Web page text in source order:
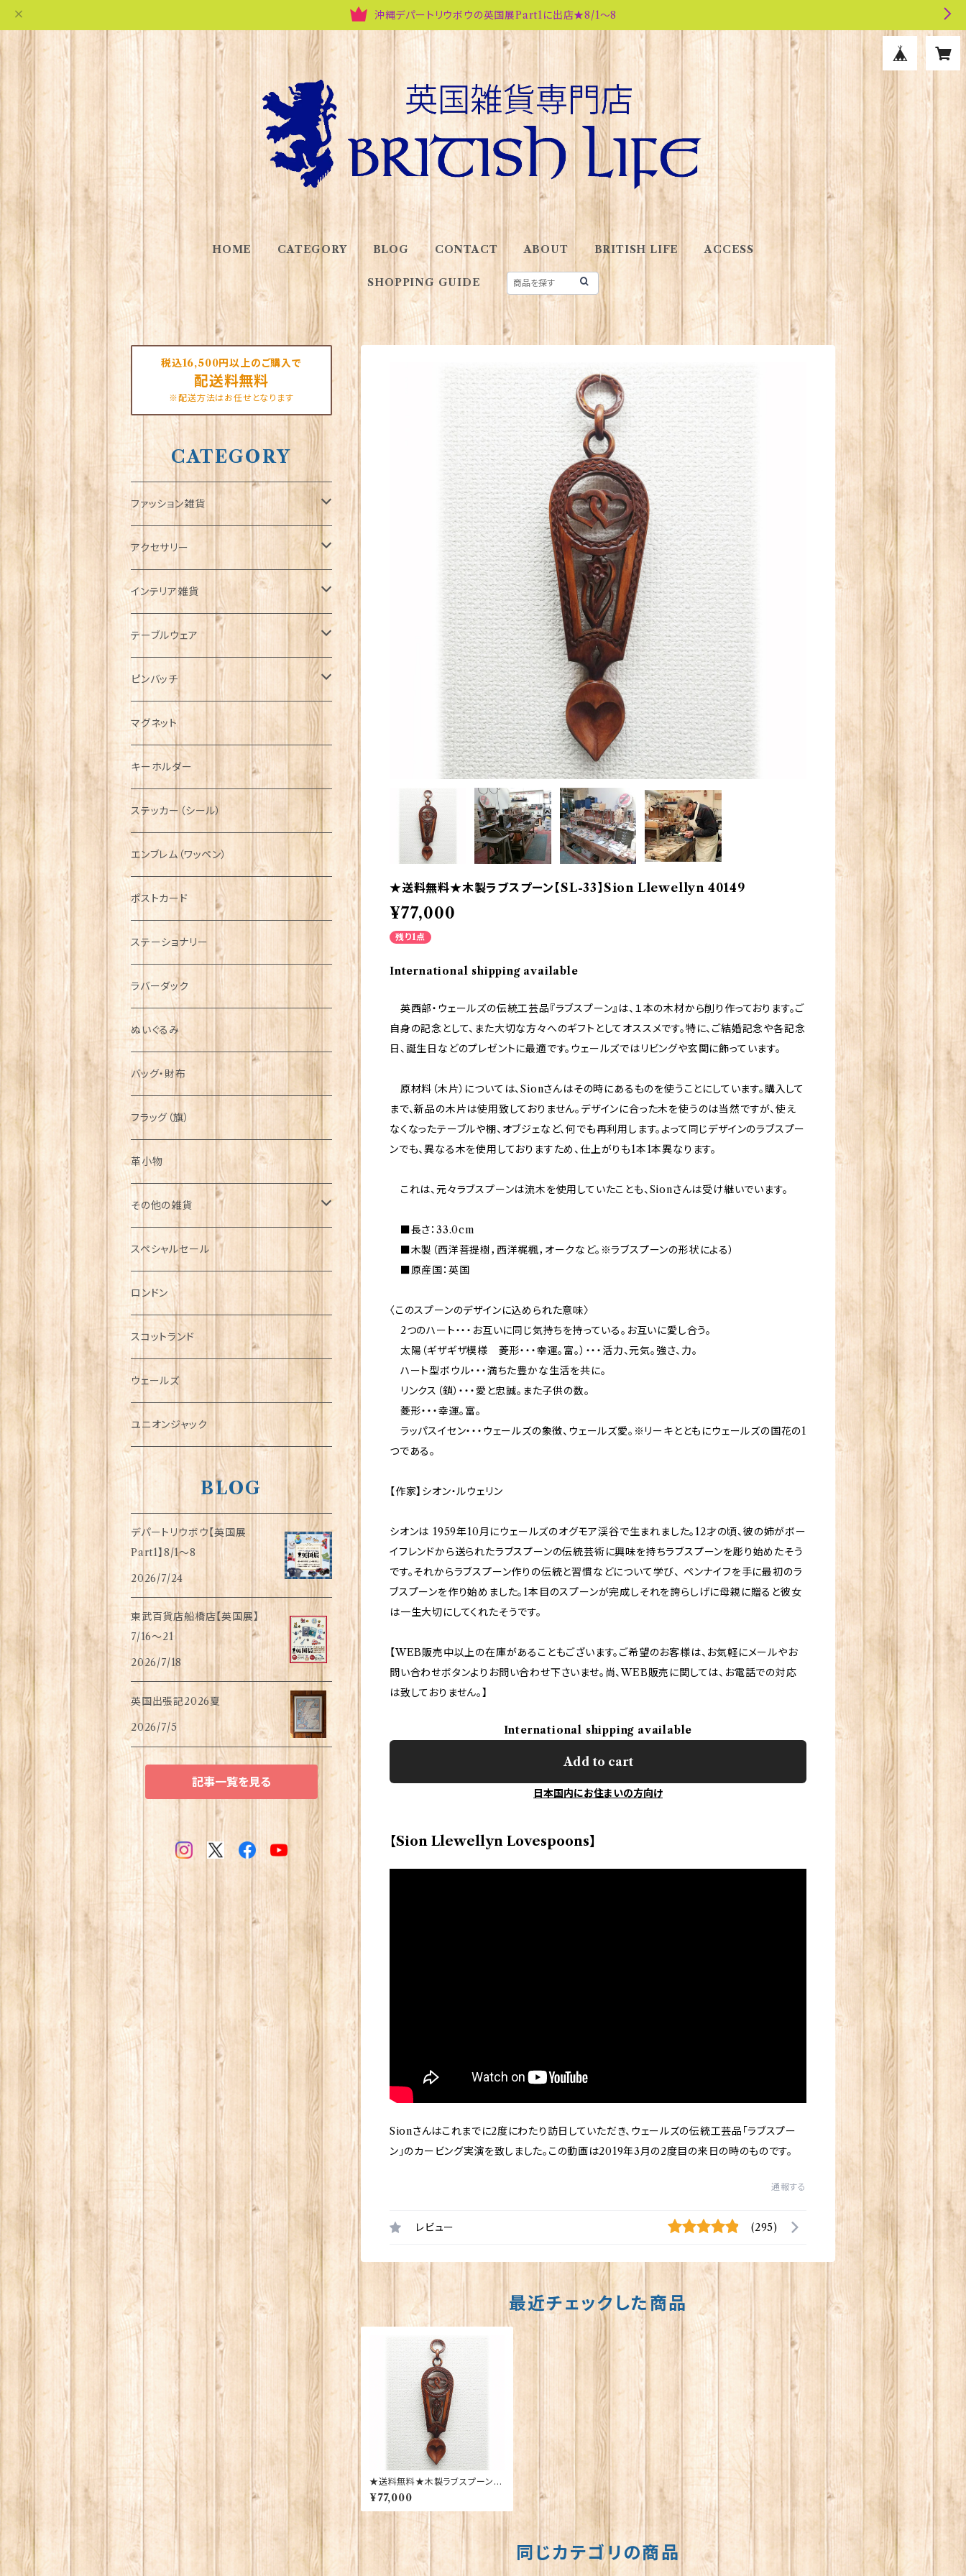
沖縄デパートリウボウの英国展Part1に出店★8/1～8
HOME CATEGORY BLOG CONTACT ABOUT BRITISH LIFE ACCESS
SHOPPING GUIDE
★送料無料★木製ラブスプーン【SL-33】Sion Llewellyn 40149
¥77,000
残り1点
International shipping available
英西部・ウェールズの伝統工芸品『ラブスプーン』は、１本の木材から削り作っております。ご
自身の記念として、また大切な方々へのギフトとしてオススメです。特に、ご結婚記念や各記念
日、誕生日などのプレゼントに最適です。ウェールズではリビングや玄関に飾っています。
原材料（木片）については、Sionさんはその時にあるものを使うことにしています。購入して
まで、新品の木片は使用致しておりません。デザインに合った木を使うのは当然ですが、使え
なくなったテーブルや棚、オブジェなど、何でも再利用します。よって同じデザインのラブスプー
ンでも、異なる木を使用しておりますため、仕上がりも1本1本異なります。
これは、元々ラブスプーンは流木を使用していたことも、Sionさんは受け継いでいます。
■長さ：33.0cm
■木製（西洋菩提樹，西洋梶楓，オークなど。※ラブスプーンの形状による）
■原産国：英国
〈このスプーンのデザインに込められた意味〉
2つのハート・・・お互いに同じ気持ちを持っている。お互いに愛し合う。
太陽（ギザギザ模様 菱形・・・幸運。富。）・・・活力、元気。強さ、力。
ハート型ボウル・・・満ちた豊かな生活を共に。
リンクス（鎖）・・・愛と忠誠。また子供の数。
菱形・・・幸運。富。
ラッパスイセン・・・ウェールズの象徴、ウェールズ愛。※リーキとともにウェールズの国花の1
つである。
【作家】シオン・ルウェリン
シオンは 1959年10月にウェールズのオグモア渓谷で生まれました。12才の頃、彼の姉がボー
イフレンドから送られたラブスプーンの伝統芸術に興味を持ちラブスプーンを彫り始めたそう
です。それからラブスプーン作りの伝統と習慣などについて学び、 ペンナイフを手に最初のラ
ブスプーンを作り始めました。1本目のスプーンが完成しそれを誇らしげに母親に贈ると彼女
は一生大切にしてくれたそうです。
【WEB販売中以上の在庫があることもございます。ご希望のお客様は、お気軽にメールやお
問い合わせボタンよりお問い合わせ下さいませ。尚、WEB販売に関しては、お電話での対応
は致しておりません。】
International shipping available
Add to cart
日本国内にお住まいの方向け
【Sion Llewellyn Lovespoons】
Sionさんはこれまでに2度にわたり訪日していただき、ウェールズの伝統工芸品「ラブスプー
ン」のカービング実演を致しました。この動画は2019年3月の2度目の来日の時のものです。
通報する
レビュー (295)
最近チェックした商品
★送料無料★木製ラブスプーン【S
L-33】Sion Llewellyn 40149
¥77,000
同じカテゴリの商品
税込16,500円以上のご購入で
配送料無料
※配送方法はお任せとなります
CATEGORY
ファッション雑貨
タータンネクタイ
帽子
キャップ
ハンチング帽
キャスケット
ディアストーカー
ニット帽
Tシャツ
マフラー
タータン【Bronte by Moon】
タータン【Glencroft】
ボタンラップマフラー【Aran Traditions】
サッシュ
スカーフ
ファッションマスク
アクセサリー
ORTAK
ブローチ
ペンダント
チャーム
その他のアクセサリー
インテリア雑貨
インテリア置物
ラブスプーン
ラブスプーン【SION LLEWELLYN】
ラブスプーン【PAUL CURTIS】
ファブリック
テーブルウェア
ティータオル
ペーパーナプキン
ティーコジー
その他テーブルウェア
ピンバッチ
ジェネラルデザイン
乗り物
動物＆植物
国旗＆紋章
音楽＆楽器
ミリタリー
NAVY
AIRFORCE
ARMY
ピューター
マグネット
キーホルダー
ステッカー（シール）
エンブレム（ワッペン）
ポストカード
ステーショナリー
ラバーダック
ぬいぐるみ
バッグ・財布
フラッグ（旗）
革小物
その他の雑貨
ミニカー
チャーム
犬グッズ
傘
指貫(シンブル)
スペシャルセール
ロンドン
スコットランド
ウェールズ
ユニオンジャック
BLOG
デパートリウボウ【英国展
Part1】8/1〜8
2026/7/24
東武百貨店船橋店【英国展】
7/16～21
2026/7/18
英国出張記2026夏
2026/7/5
記事一覧を見る